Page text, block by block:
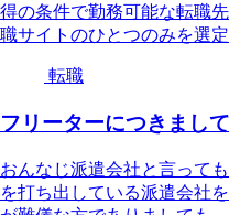
得の条件で勤務可能な転職
職サイトのひとつのみを選
転職
フリーターにつきまし
おんなじ派遣会社と言って
を打ち出している派遣会社